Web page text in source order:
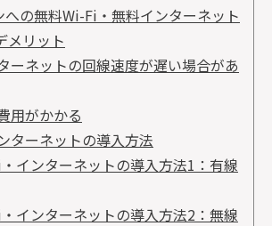
への無料Wi-Fi・無料インターネット
メリット
ーネットの回線速度が遅い場合があ
用がかかる
ターネットの導入方法
インターネットの導入方法1：有線
インターネットの導入方法2：無線